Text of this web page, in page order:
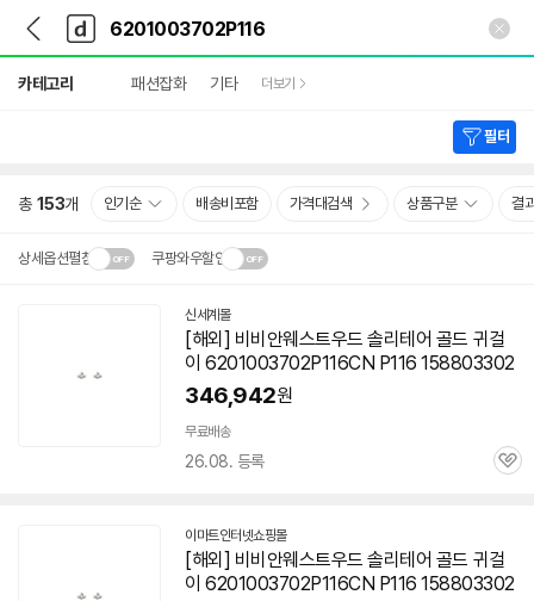
다
나
와
가
기
다
와
메
인
카테고리 패션잡화 기타 더보기
필터
총 153개 인기순 배송비포함 가격대검색 상품구분 결
상세옵션펼침 쿠팡와우할인
배송·설치비가 달라집니다.닫
기
신세계몰
[해외] 비비안웨스트우드 솔리테어 골드 귀걸
이 6201003702P116CN P116 158803302
346,942원
무료배송
26.08. 등록
관
이마트인터넷쇼핑몰
[해외] 비비안웨스트우드 솔리테어 골드 귀걸
이 6201003702P116CN P116 158803302